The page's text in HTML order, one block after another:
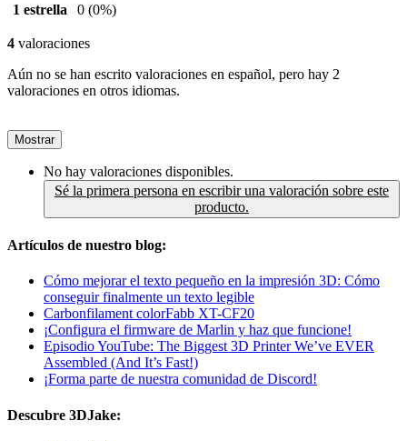
1 estrella
0 (0%)
4 valoraciones
Aún no se han escrito valoraciones en español, pero hay 2
valoraciones en otros idiomas.
Mostrar
No hay valoraciones disponibles.
Sé la primera persona en escribir una valoración sobre este
producto.
Artículos de nuestro blog:
Cómo mejorar el texto pequeño en la impresión 3D: Cómo
conseguir finalmente un texto legible
Carbonfilament colorFabb XT-CF20
¡Configura el firmware de Marlin y haz que funcione!
Episodio YouTube: The Biggest 3D Printer We’ve EVER
Assembled (And It’s Fast!)
¡Forma parte de nuestra comunidad de Discord!
Descubre 3DJake: